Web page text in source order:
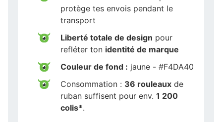
protège tes envois pendant le
transport
Liberté totale de design pour
refléter ton identité de marque
Couleur de fond : jaune - #F4DA40
Consommation : 36 rouleaux de
ruban suffisent pour env. 1 200
colis*.